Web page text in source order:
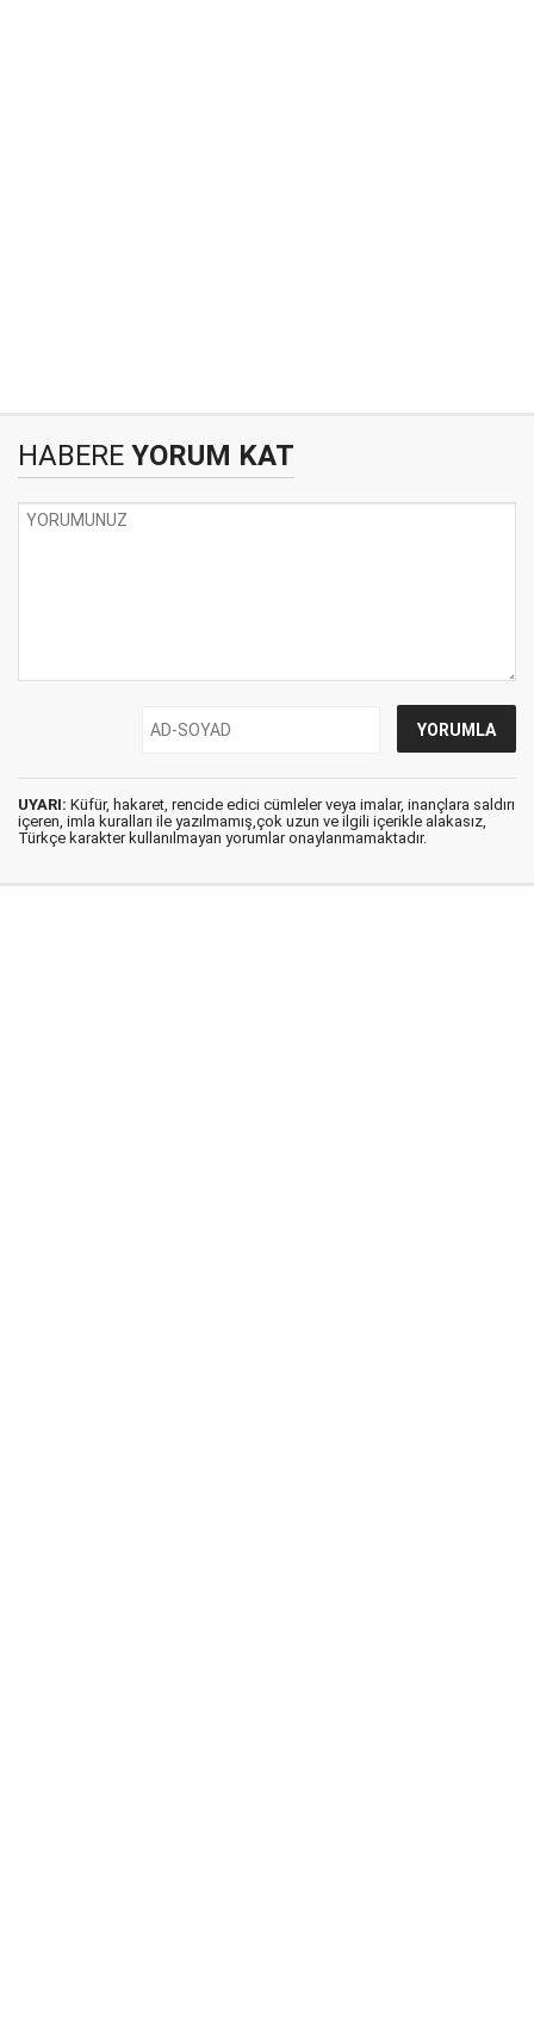
HABERE YORUM KAT
UYARI: Küfür, hakaret, rencide edici cümleler veya imalar, inançlara saldırı
içeren, imla kuralları ile yazılmamış,çok uzun ve ilgili içerikle alakasız,
Türkçe karakter kullanılmayan yorumlar onaylanmamaktadır.